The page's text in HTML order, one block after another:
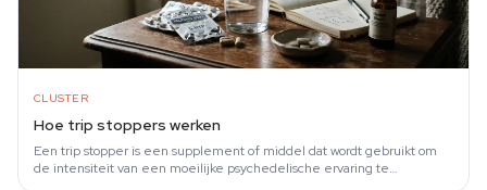
CLUSTER
Hoe trip stoppers werken
Een trip stopper is een supplement of middel dat wordt gebruikt om
de intensiteit van een moeilijke psychedelische ervaring te